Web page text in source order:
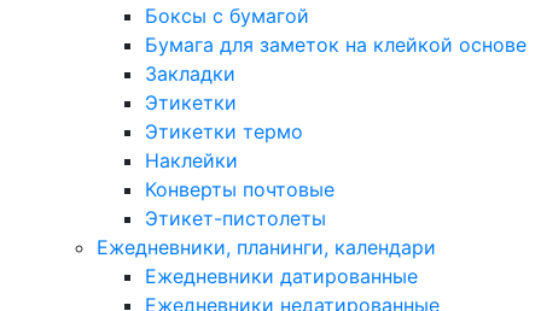
Боксы с бумагой
Бумага для заметок на клейкой основе
Закладки
Этикетки
Этикетки термо
Наклейки
Конверты почтовые
Этикет-пистолеты
Ежедневники, планинги, календари
Ежедневники датированные
Ежедневники недатированные